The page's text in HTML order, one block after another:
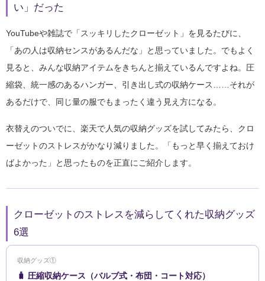
い」だった
YouTubeや雑誌で「スッキリしたクローゼット」を見るたびに、
「あの人は収納センスがあるんだな」と思っていました。でもよく
見ると、みんな収納アイテムをきちんと揃えているんですよね。圧
縮袋、統一感のあるハンガー、引き出し式の収納ケース……それが
あるだけで、同じ量の服でもまったく違う見え方になる。
衣替えのついでに、楽天で人気の収納グッズを試してみたら、クロ
ーゼットのストレスがかなり減りました。「もっと早く揃えておけ
ばよかった」と思ったものを正直にご紹介します。
クローゼットのストレスを減らしてくれた収納グッズ
6選
収納グッズ①
🧳 圧縮収納ケース（バルブ式・布団・コート対応）